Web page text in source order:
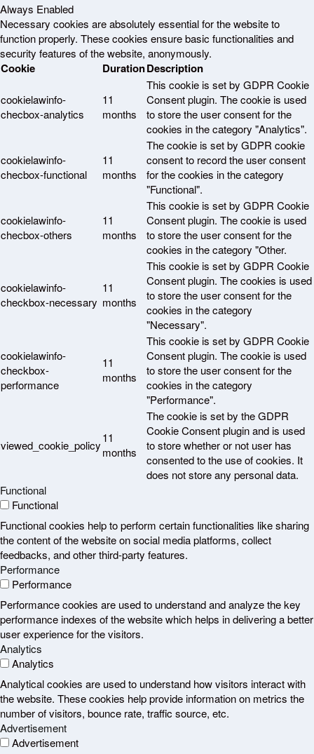
Always Enabled
Necessary cookies are absolutely essential for the website to
function properly. These cookies ensure basic functionalities and
security features of the website, anonymously.
Cookie DurationDescription
cookielawinfo-
checbox-analytics
11
months
This cookie is set by GDPR Cookie
Consent plugin. The cookie is used
to store the user consent for the
cookies in the category "Analytics".
cookielawinfo-
checbox-functional
11
months
The cookie is set by GDPR cookie
consent to record the user consent
for the cookies in the category
"Functional".
cookielawinfo-
checbox-others
11
months
This cookie is set by GDPR Cookie
Consent plugin. The cookie is used
to store the user consent for the
cookies in the category "Other.
cookielawinfo-
checkbox-necessary
11
months
This cookie is set by GDPR Cookie
Consent plugin. The cookies is used
to store the user consent for the
cookies in the category
"Necessary".
cookielawinfo-
checkbox-
performance
11
months
This cookie is set by GDPR Cookie
Consent plugin. The cookie is used
to store the user consent for the
cookies in the category
"Performance".
viewed_cookie_policy
11
months
The cookie is set by the GDPR
Cookie Consent plugin and is used
to store whether or not user has
consented to the use of cookies. It
does not store any personal data.
Functional
Functional
Functional cookies help to perform certain functionalities like sharing
the content of the website on social media platforms, collect
feedbacks, and other third-party features.
Performance
Performance
Performance cookies are used to understand and analyze the key
performance indexes of the website which helps in delivering a better
user experience for the visitors.
Analytics
Analytics
Analytical cookies are used to understand how visitors interact with
the website. These cookies help provide information on metrics the
number of visitors, bounce rate, traffic source, etc.
Advertisement
Advertisement